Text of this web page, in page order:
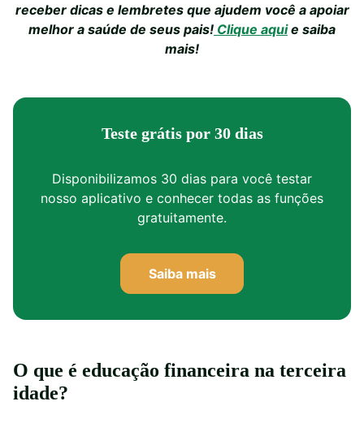
receber dicas e lembretes que ajudem você a apoiar
melhor a saúde de seus pais! Clique aquie saiba
mais!
Teste grátis por 30 dias
Disponibilizamos 30 dias para você testar
nosso aplicativo e conhecer todas as funções
gratuitamente.
Saiba mais
O que é educação financeira na terceira
idade?